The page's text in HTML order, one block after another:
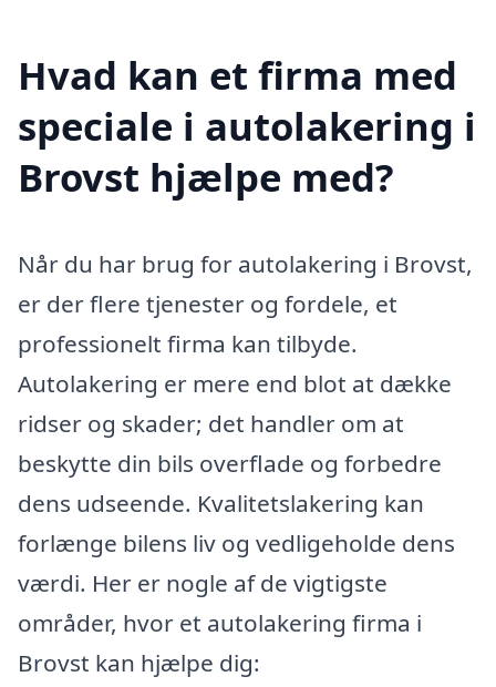
Hvad kan et firma med
speciale i autolakering i
Brovst hjælpe med?
Når du har brug for autolakering i Brovst,
er der flere tjenester og fordele, et
professionelt firma kan tilbyde.
Autolakering er mere end blot at dække
ridser og skader; det handler om at
beskytte din bils overflade og forbedre
dens udseende. Kvalitetslakering kan
forlænge bilens liv og vedligeholde dens
værdi. Her er nogle af de vigtigste
områder, hvor et autolakering firma i
Brovst kan hjælpe dig: